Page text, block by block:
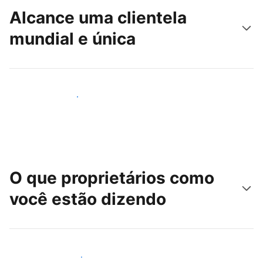
Alcance uma clientela
mundial e única
Alcançar novos hóspedes
O que proprietários como
você estão dizendo
Junte-se a outros anfitriões